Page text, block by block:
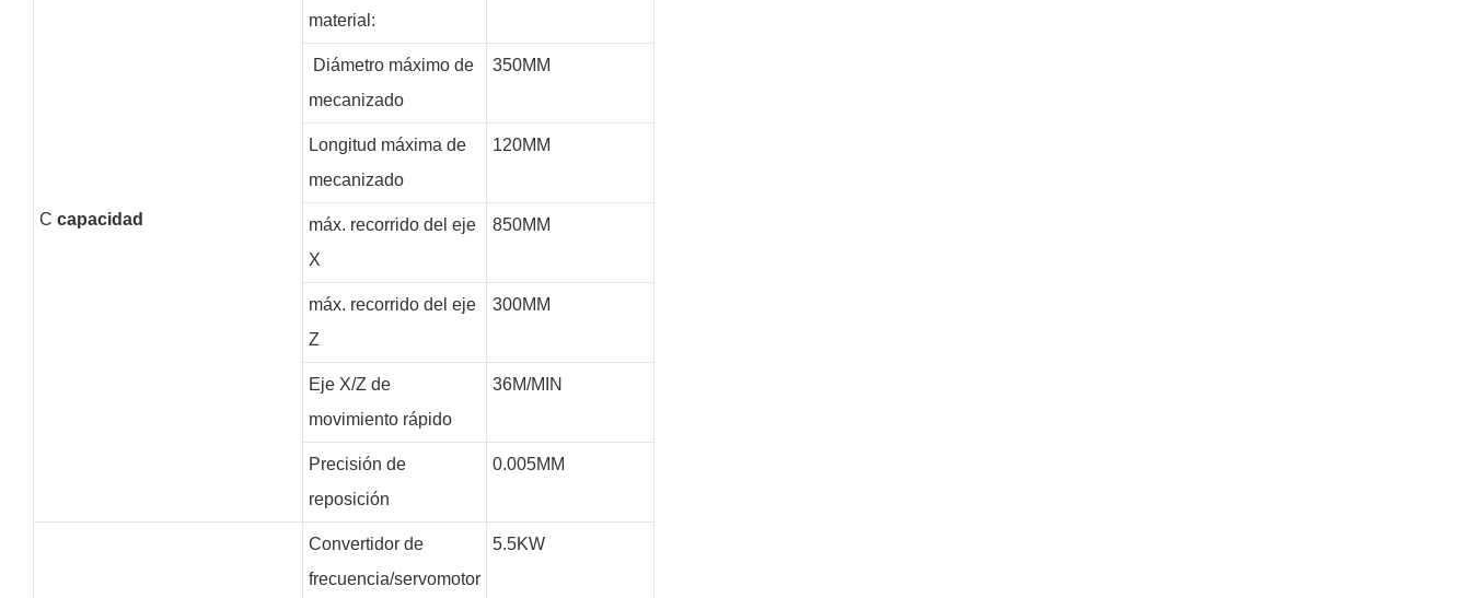
C capacidad
material:
Diámetro máximo de
mecanizado
350MM
Longitud máxima de
mecanizado
120MM
máx. recorrido del eje
X
850MM
máx. recorrido del eje
Z
300MM
Eje X/Z de
movimiento rápido
36M/MIN
Precisión de
reposición
0.005MM
Convertidor de
frecuencia/servomotor
5.5KW